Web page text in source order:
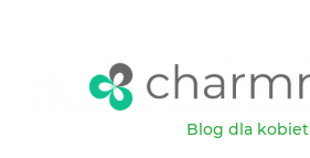
Blog dla kobiet